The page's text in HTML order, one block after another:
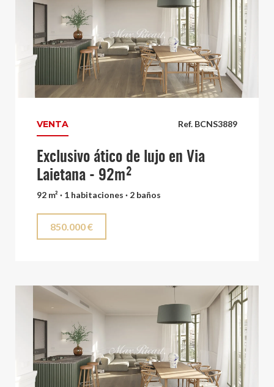
Ref. BCNS3889
VENTA
Exclusivo ático de lujo en Via
Laietana - 92m²
92 m² · 1 habitaciones · 2 baños
850.000 €